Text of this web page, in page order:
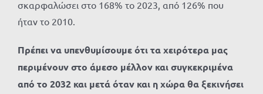
σκαρφαλώσει στο 168% το 2023, από 126% που
ήταν το 2010.
Πρέπει να υπενθυμίσουμε ότι τα χειρότερα μας
περιμένουν στο άμεσο μέλλον και συγκεκριμένα
από το 2032 και μετά όταν και η χώρα θα ξεκινήσει